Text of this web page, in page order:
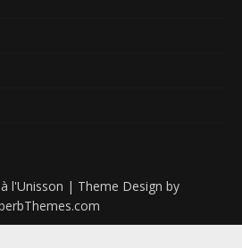
l'Unisson | Theme Design by